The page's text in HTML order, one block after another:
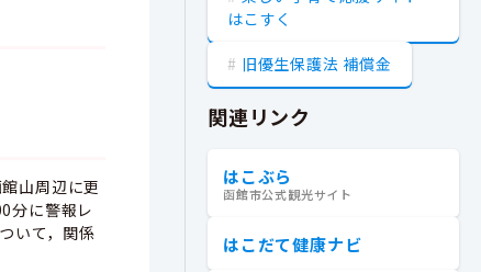
山周辺に更
分に警報レ
いて，関係
はこすく
旧優生保護法 補償金
関連リンク
はこぶら
函館市公式観光サイト
はこだて健康ナビ